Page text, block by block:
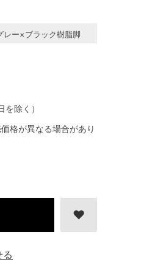
格が異なる場合があり
除く）
レー×ブラック樹脂脚